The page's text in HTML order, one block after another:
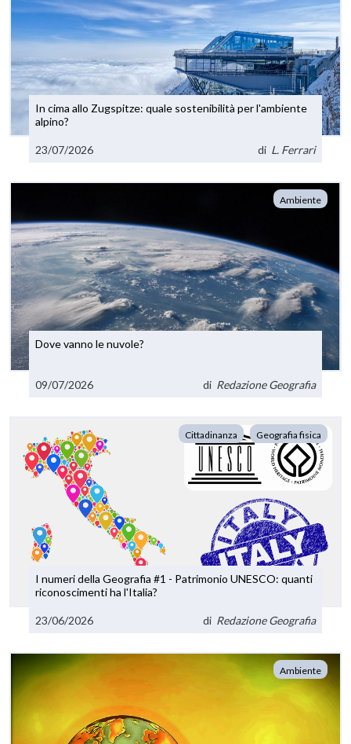
In cima allo Zugspitze: quale sostenibilità per l'ambiente
alpino?
23/07/2026 di L. Ferrari
Ambiente
Dove vanno le nuvole?
09/07/2026 di Redazione Geografia
Cittadinanza Geografia fisica
I numeri della Geografia #1 - Patrimonio UNESCO: quanti
riconoscimenti ha l'Italia?
23/06/2026 di Redazione Geografia
Ambiente